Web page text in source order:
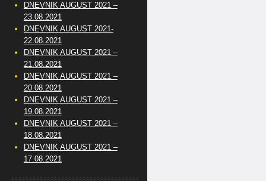
DNEVNIK AUGUST 2021 –
23.08.2021
DNEVNIK AUGUST 2021-
22.08.2021
DNEVNIK AUGUST 2021 –
21.08.2021
DNEVNIK AUGUST 2021 –
20.08.2021
DNEVNIK AUGUST 2021 –
19.08.2021
DNEVNIK AUGUST 2021 –
18.08.2021
DNEVNIK AUGUST 2021 –
17.08.2021